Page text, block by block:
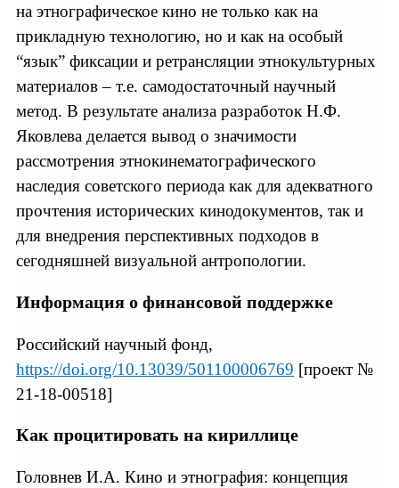
на этнографическое кино не только как на
прикладную технологию, но и как на особый
“язык” фиксации и ретрансляции этнокультурных
материалов – т.е. самодостаточный научный
метод. В результате анализа разработок Н.Ф.
Яковлева делается вывод о значимости
рассмотрения этнокинематографического
наследия советского периода как для адекватного
прочтения исторических кинодокументов, так и
для внедрения перспективных подходов в
сегодняшней визуальной антропологии.
Информация о финансовой поддержке
Российский научный фонд,
https://doi.org/10.13039/501100006769 [проект №
21-18-00518]
Как процитировать на кириллице
Головнев И.А. Кино и этнография: концепция